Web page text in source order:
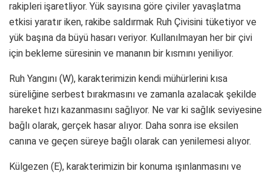
rakipleri işaretliyor. Yük sayısına göre çiviler yavaşlatma
etkisi yaratır iken, rakibe saldırmak Ruh Çivisini tüketiyor ve
yük başına da büyü hasarı veriyor. Kullanılmayan her bir çivi
için bekleme süresinin ve mananın bir kısmını yeniliyor.
Ruh Yangını (W), karakterimizin kendi mühürlerini kısa
süreliğine serbest bırakmasını ve zamanla azalacak şekilde
hareket hızı kazanmasını sağlıyor. Ne var ki sağlık seviyesine
bağlı olarak, gerçek hasar alıyor. Daha sonra ise eksilen
canına ve geçen süreye bağlı olarak can yenilemesi alıyor.
Külgezen (E), karakterimizin bir konuma ışınlanmasını ve